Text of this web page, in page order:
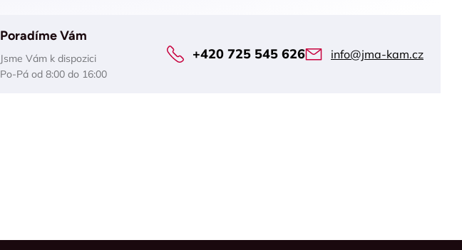
Poradíme Vám
Jsme Vám k dispozici
Po-Pá od 8:00 do 16:00
+420 725 545 626 info@jma-kam.cz